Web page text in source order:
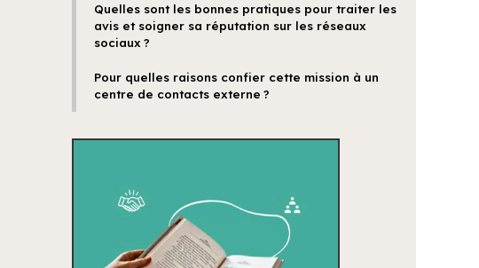
Quelles sont les bonnes pratiques pour traiter les
avis et soigner sa réputation sur les réseaux
sociaux ?
Pour quelles raisons confier cette mission à un
centre de contacts externe ?